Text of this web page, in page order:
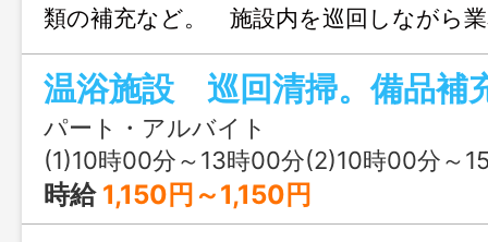
類の補充など。 施設内を巡回しながら
だきます。 未経験者歓迎します！ 変
し
パート・アルバイト
(1)10時00分～13時00分(2)10時00分～15時00分(3)18時00分～22時00分又は 10時
時給 1,150円～1,150円